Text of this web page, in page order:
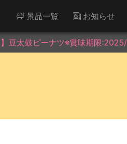
景品一覧 お知らせ
】豆太鼓ピーナツ※賞味期限